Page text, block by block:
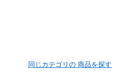
同じカテゴリの 商品を探す